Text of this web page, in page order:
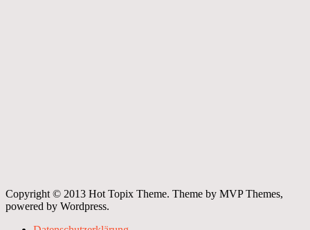
Copyright © 2013 Hot Topix Theme. Theme by MVP Themes,
powered by Wordpress.